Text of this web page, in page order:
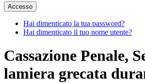
Accesso
Hai dimenticato la tua password?
Hai dimenticato il tuo nome utente?
Cassazione Penale,
lamiera grecata